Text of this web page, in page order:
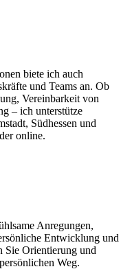
biete ich auch
und Teams an. Ob
Vereinbarkeit von
– ich unterstütze
Südhessen und
online.
Anregungen,
Entwicklung und
Sie Orientierung und
Weg.